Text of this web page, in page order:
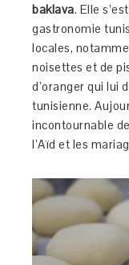
baklava. Elle
gastronomie
locales,
noisettes et de
d’oranger qui lui
tunisienne.
incontournable
l’Aïd et les